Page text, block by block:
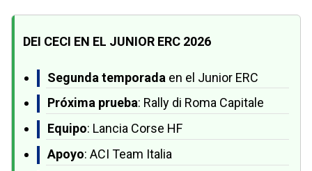
DEI CECI EN EL JUNIOR ERC 2026
Segunda temporada en el Junior ERC
Próxima prueba: Rally di Roma Capitale
Equipo: Lancia Corse HF
Apoyo: ACI Team Italia